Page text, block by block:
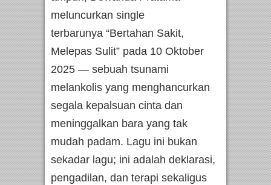
meluncurkan single
terbarunya “Bertahan Sakit,
Melepas Sulit” pada 10 Oktober
2025 — sebuah tsunami
melankolis yang menghancurkan
segala kepalsuan cinta dan
meninggalkan bara yang tak
mudah padam. Lagu ini bukan
sekadar lagu; ini adalah deklarasi,
pengadilan, dan terapi sekaligus